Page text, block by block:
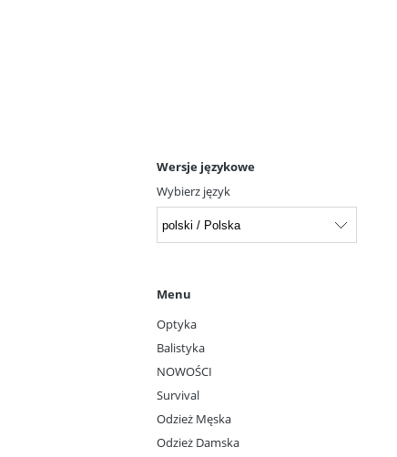
Wersje językowe
Wybierz język
Menu
Optyka
Balistyka
NOWOŚCI
Survival
Odzież Męska
Odzież Damska